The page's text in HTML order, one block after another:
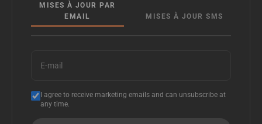
MISES À JOUR PAR
EMAIL
MISES À JOUR SMS
E-mail
I agree to receive marketing emails and can unsubscribe at
any time.